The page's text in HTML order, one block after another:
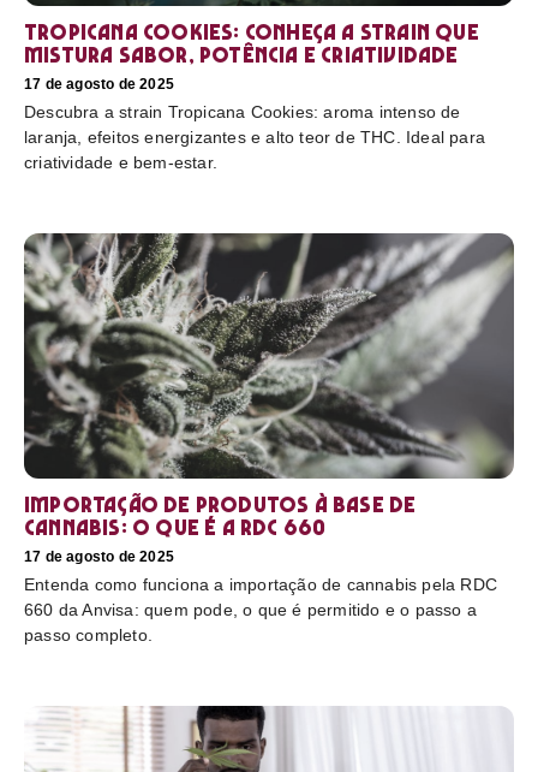
Tropicana Cookies: conheça a strain que
mistura sabor, potência e criatividade
17 de agosto de 2025
Descubra a strain Tropicana Cookies: aroma intenso de
laranja, efeitos energizantes e alto teor de THC. Ideal para
criatividade e bem-estar.
Importação de produtos à base de
cannabis: o que é a RDC 660
17 de agosto de 2025
Entenda como funciona a importação de cannabis pela RDC
660 da Anvisa: quem pode, o que é permitido e o passo a
passo completo.